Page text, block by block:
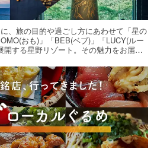
、旅の目的や過ごし方にあわせて「星の
おも)」「BEB(ベブ)」「LUCY(ルー
する星野リゾート。その魅力をお届け